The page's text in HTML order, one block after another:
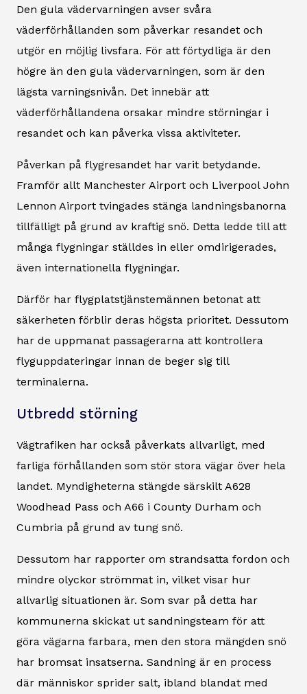
Den gula vädervarningen avser svåra
väderförhållanden som påverkar resandet och
utgör en möjlig livsfara. För att förtydliga är den
högre än den gula vädervarningen, som är den
lägsta varningsnivån. Det innebär att
väderförhållandena orsakar mindre störningar i
resandet och kan påverka vissa aktiviteter.
Påverkan på flygresandet har varit betydande.
Framför allt Manchester Airport och Liverpool John
Lennon Airport tvingades stänga landningsbanorna
tillfälligt på grund av kraftig snö. Detta ledde till att
många flygningar ställdes in eller omdirigerades,
även internationella flygningar.
Därför har flygplatstjänstemännen betonat att
säkerheten förblir deras högsta prioritet. Dessutom
har de uppmanat passagerarna att kontrollera
flyguppdateringar innan de beger sig till
terminalerna.
Utbredd störning
Vägtrafiken har också påverkats allvarligt, med
farliga förhållanden som stör stora vägar över hela
landet. Myndigheterna stängde särskilt A628
Woodhead Pass och A66 i County Durham och
Cumbria på grund av tung snö.
Dessutom har rapporter om strandsatta fordon och
mindre olyckor strömmat in, vilket visar hur
allvarlig situationen är. Som svar på detta har
kommunerna skickat ut sandningsteam för att
göra vägarna farbara, men den stora mängden snö
har bromsat insatserna. Sandning är en process
där människor sprider salt, ibland blandat med